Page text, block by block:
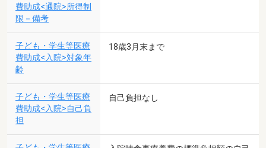
費助成<通院>所得制
限－備考
子ども・学生等医療
費助成<入院>対象年
齢
18歳3月末まで
子ども・学生等医療
費助成<入院>自己負
担
自己負担なし